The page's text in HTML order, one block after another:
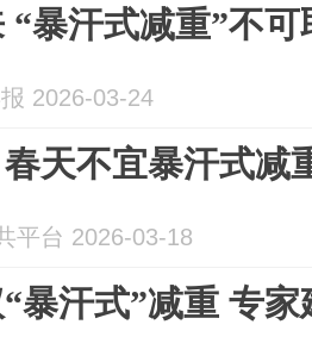
“暴汗式减重”不可
2026-03-24
天不宜暴汗式减
平台 2026-03-18
暴汗式”减重 专